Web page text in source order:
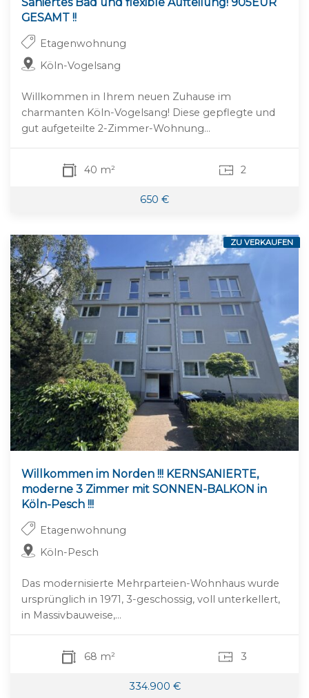
Saniertes Bad und flexible Aufteilung! 905EUR
GESAMT !!
Etagenwohnung
Köln-Vogelsang
Willkommen in Ihrem neuen Zuhause im
charmanten Köln-Vogelsang! Diese gepflegte und
gut aufgeteilte 2-Zimmer-Wohnung...
40 m² 2
650 €
Willkommen im Norden !!! KERNSANIERTE,
moderne 3 Zimmer mit SONNEN-BALKON in
Köln-Pesch !!!
Etagenwohnung
Köln-Pesch
Das modernisierte Mehrparteien-Wohnhaus wurde
ursprünglich in 1971, 3-geschossig, voll unterkellert,
in Massivbauweise,...
68 m² 3
334.900 €
ZU VERKAUFEN